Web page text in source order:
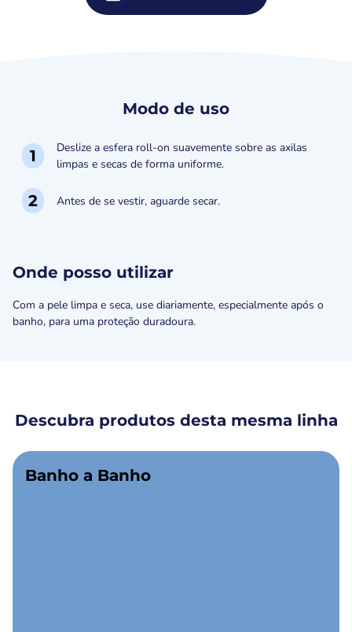
Modo de uso
1
Deslize a esfera roll-on suavemente sobre as axilas
limpas e secas de forma uniforme.
2 Antes de se vestir, aguarde secar.
Onde posso utilizar
Com a pele limpa e seca, use diariamente, especialmente após o
banho, para uma proteção duradoura.
Descubra produtos desta mesma linha
Banho a Banho